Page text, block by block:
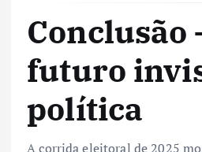
Conclusão
futuro
política
A corrida eleitoral de 2025